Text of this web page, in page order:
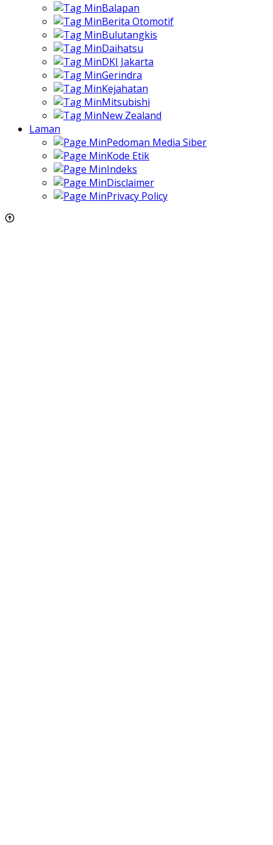
Balapan
Berita Otomotif
Bulutangkis
Daihatsu
DKI Jakarta
Gerindra
Kejahatan
Mitsubishi
New Zealand
Laman
Pedoman Media Siber
Kode Etik
Indeks
Disclaimer
Privacy Policy